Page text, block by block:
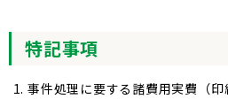
特記事項
事件処理に要する諸費用実費（